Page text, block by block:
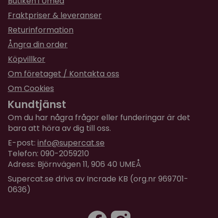
Fraktpriser & leveranser
Returinformation
Ångra din order
Köpvillkor
Om företaget / Kontakta oss
Om Cookies
Kundtjänst
Om du har några frågor eller funderingar är det
bara att höra av dig till oss.
E-post: info@supercat.se
Telefon: 090-2059210
Adress: Björnvägen 11, 906 40 UMEÅ
Supercat.se drivs av Incrade KB (org.nr 969701-
0636)